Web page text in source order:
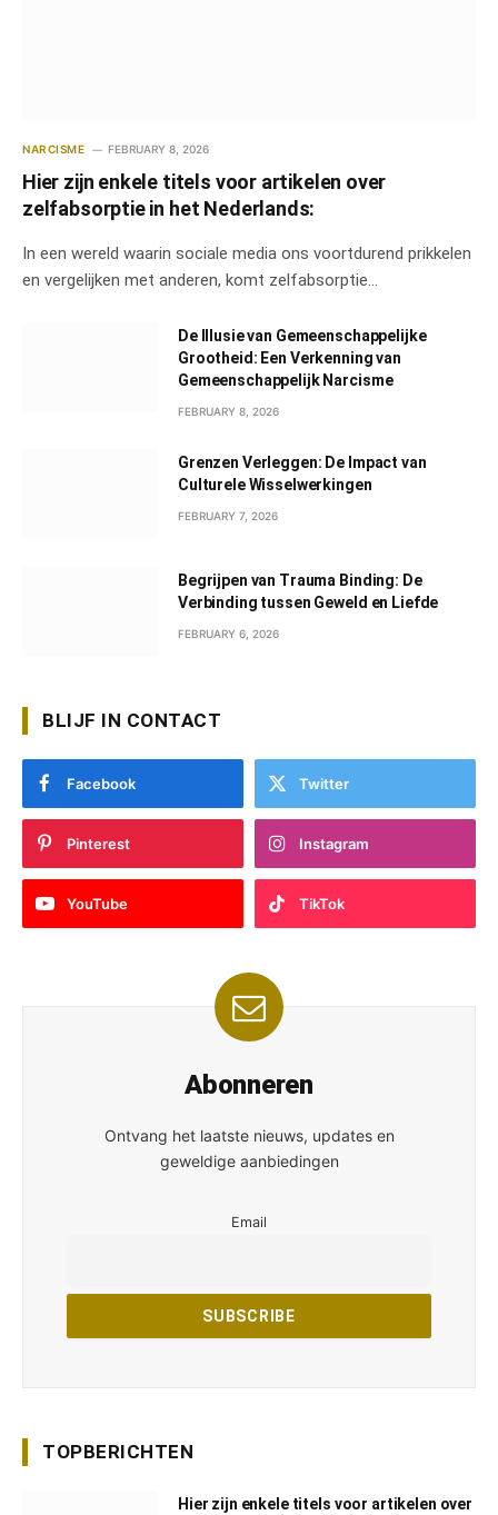
NARCISME FEBRUARY 8, 2026
Hier zijn enkele titels voor artikelen over
zelfabsorptie in het Nederlands:
In een wereld waarin sociale media ons voortdurend prikkelen
en vergelijken met anderen, komt zelfabsorptie…
De Illusie van Gemeenschappelijke
Grootheid: Een Verkenning van
Gemeenschappelijk Narcisme
FEBRUARY 8, 2026
Grenzen Verleggen: De Impact van
Culturele Wisselwerkingen
FEBRUARY 7, 2026
Begrijpen van Trauma Binding: De
Verbinding tussen Geweld en Liefde
FEBRUARY 6, 2026
BLIJF IN CONTACT
Facebook Twitter
Pinterest Instagram
YouTube TikTok
Abonneren
Ontvang het laatste nieuws, updates en
geweldige aanbiedingen
Email
TOPBERICHTEN
Hier zijn enkele titels voor artikelen over